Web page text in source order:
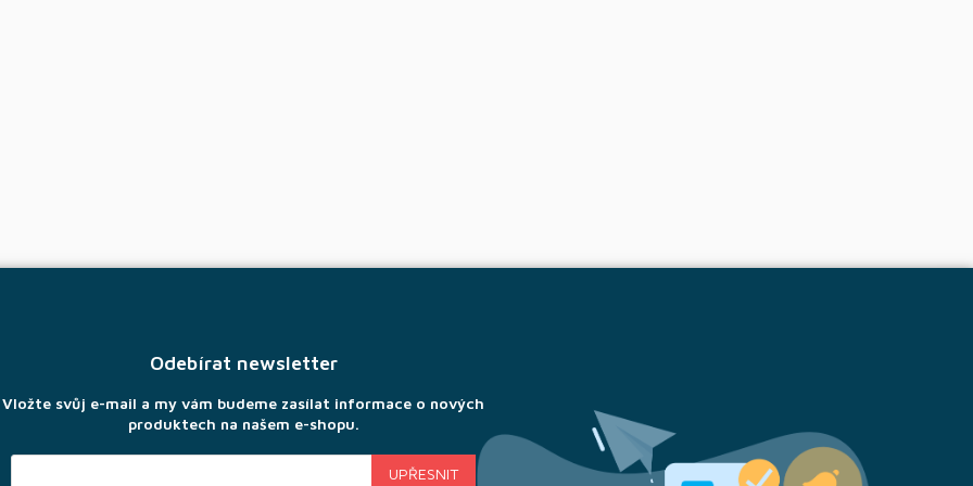
Odebírat newsletter
Vložte svůj e-mail a my vám budeme zasílat informace o nových
produktech na našem e-shopu.